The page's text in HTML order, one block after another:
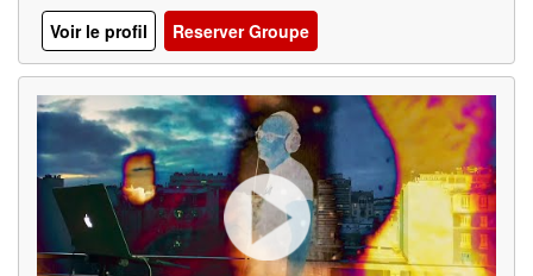
Voir le profil
Reserver Groupe